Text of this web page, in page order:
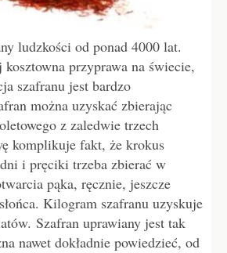
ludzkości od ponad 4000 lat.
przyprawa na świecie,
szafranu jest bardzo
można uzyskać zbierając
z zaledwie trzech
komplikuje fakt, że krokus
i pręciki trzeba zbierać w
pąka, ręcznie, jeszcze
Kilogram szafranu uzyskuje
Szafran uprawiany jest tak
nawet dokładnie powiedzieć, od